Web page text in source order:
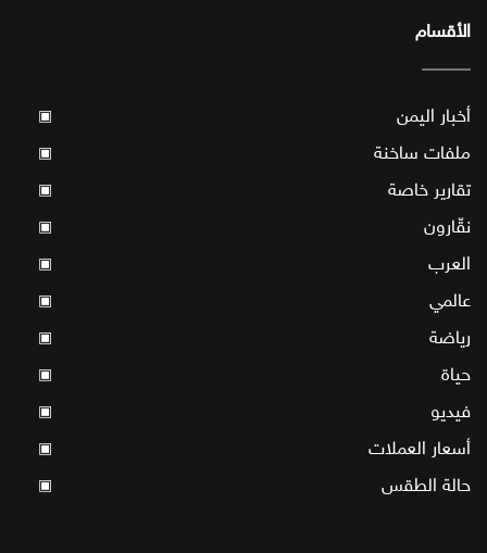
الأقسام
أخبار اليمن ▣
ملفات ساخنة ▣
تقارير خاصة ▣
نقّارون ▣
العرب ▣
عالمي ▣
رياضة ▣
حياة ▣
فيديو ▣
أسعار العملات ▣
حالة الطقس ▣